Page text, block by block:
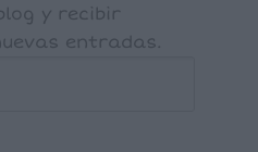
y recibir
entradas.